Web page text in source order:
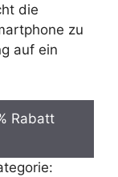
die
zu
auf ein
Rabatt